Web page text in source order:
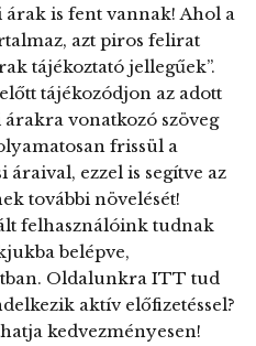
is fent vannak! Ahol a
azt piros felirat
tájékoztató jellegűek”.
tájékozódjon az adott
vonatkozó szöveg
frissül a
ezzel is segítve az
további növelését!
felhasználóink tudnak
belépve,
Oldalunkra ITT tud
aktív előfizetéssel?
kedvezményesen!